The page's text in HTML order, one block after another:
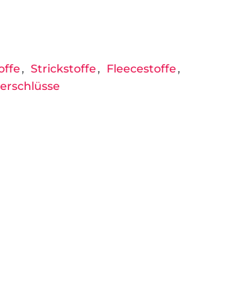
Strickstoffe
Fleecestoffe